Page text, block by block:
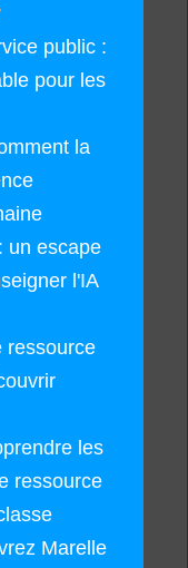
public :
pour les
la
un escape
l'IA
ressource
les
ressource
Marelle